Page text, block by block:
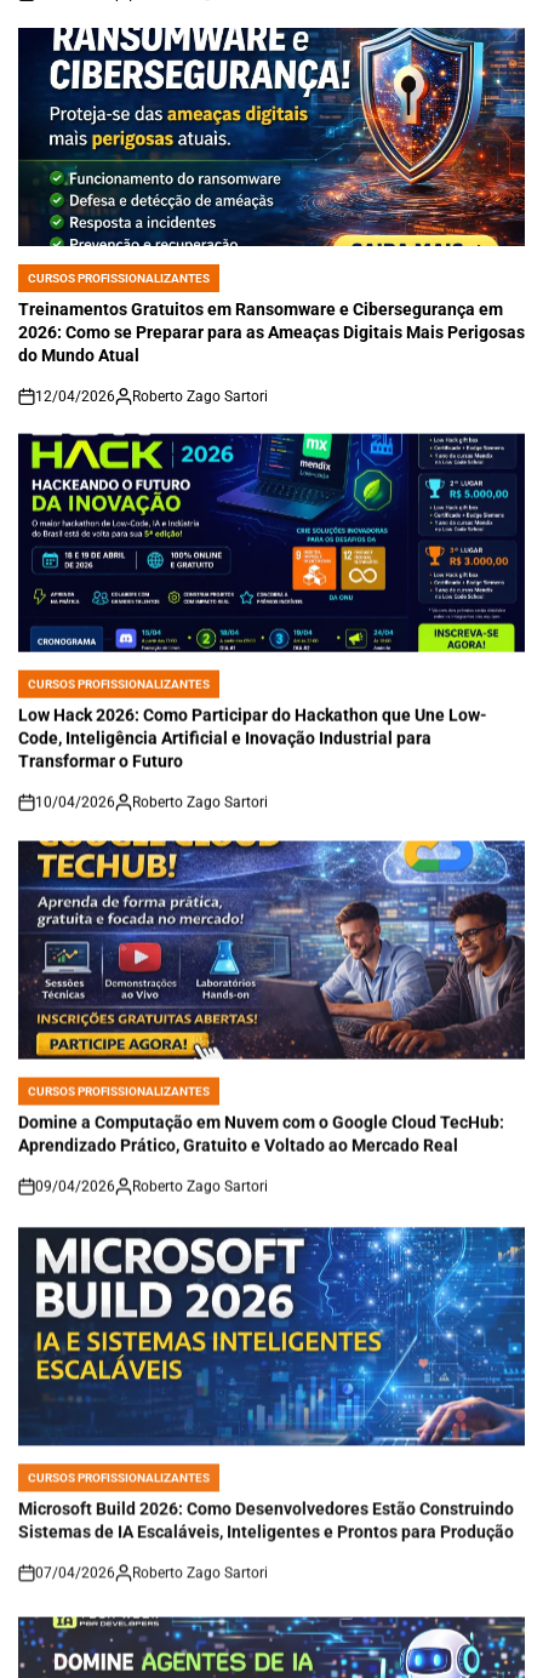
POSTED
IN
CURSOS PROFISSIONALIZANTES
Treinamentos Gratuitos em Ransomware e Cibersegurança em
2026: Como se Preparar para as Ameaças Digitais Mais Perigosas
do Mundo Atual
on
12/04/2026 Roberto Zago Sartori
POSTED
IN
CURSOS PROFISSIONALIZANTES
Low Hack 2026: Como Participar do Hackathon que Une Low-
Code, Inteligência Artificial e Inovação Industrial para
Transformar o Futuro
on
10/04/2026 Roberto Zago Sartori
POSTED
CURSOS PROFISSIONALIZANTES
Domine a Computação em Nuvem com o Google Cloud TecHub:
Aprendizado Prático, Gratuito e Voltado ao Mercado Real
on
09/04/2026 Roberto Zago Sartori
POSTED
IN
CURSOS PROFISSIONALIZANTES
Microsoft Build 2026: Como Desenvolvedores Estão Construindo
Sistemas de IA Escaláveis, Inteligentes e Prontos para Produção
on